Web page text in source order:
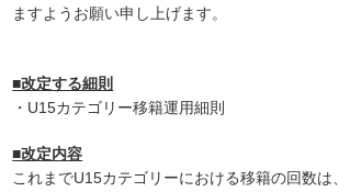
ますようお願い申し上げます。
■改定する細則
・U15カテゴリー移籍運用細則
■改定内容
これまでU15カテゴリーにおける移籍の回数は